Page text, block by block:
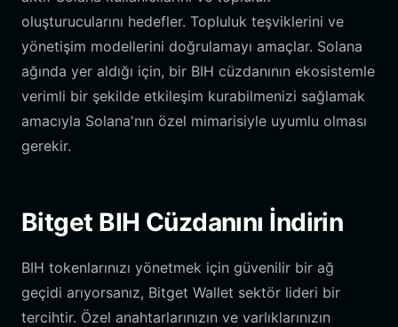
oluşturucularını hedefler. Topluluk teşviklerini ve
yönetişim modellerini doğrulamayı amaçlar. Solana
ağında yer aldığı için, bir BIH cüzdanının ekosistemle
verimli bir şekilde etkileşim kurabilmenizi sağlamak
amacıyla Solana'nın özel mimarisiyle uyumlu olması
gerekir.
Bitget BIH Cüzdanını İndirin
BIH tokenlarınızı yönetmek için güvenilir bir ağ
geçidi arıyorsanız, Bitget Wallet sektör lideri bir
tercihtir. Özel anahtarlarınızın ve varlıklarınızın